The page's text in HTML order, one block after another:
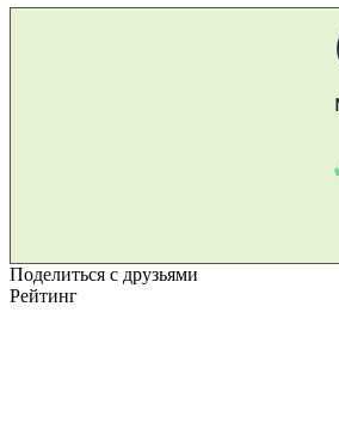
Поделиться с друзьями
Рейтинг